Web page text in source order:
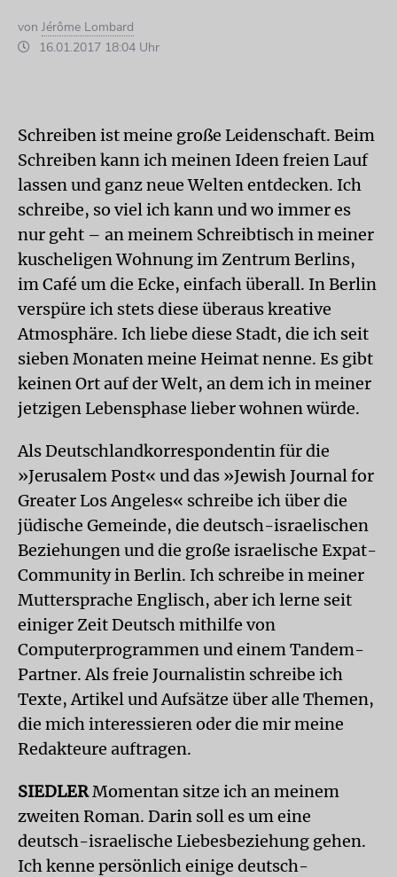
von Jérôme Lombard
16.01.2017 18:04 Uhr
Schreiben ist meine große Leidenschaft. Beim
Schreiben kann ich meinen Ideen freien Lauf
lassen und ganz neue Welten entdecken. Ich
schreibe, so viel ich kann und wo immer es
nur geht – an meinem Schreibtisch in meiner
kuscheligen Wohnung im Zentrum Berlins,
im Café um die Ecke, einfach überall. In Berlin
verspüre ich stets diese überaus kreative
Atmosphäre. Ich liebe diese Stadt, die ich seit
sieben Monaten meine Heimat nenne. Es gibt
keinen Ort auf der Welt, an dem ich in meiner
jetzigen Lebensphase lieber wohnen würde.
Als Deutschlandkorrespondentin für die
»Jerusalem Post« und das »Jewish Journal for
Greater Los Angeles« schreibe ich über die
jüdische Gemeinde, die deutsch-israelischen
Beziehungen und die große israelische Expat-
Community in Berlin. Ich schreibe in meiner
Muttersprache Englisch, aber ich lerne seit
einiger Zeit Deutsch mithilfe von
Computerprogrammen und einem Tandem-
Partner. Als freie Journalistin schreibe ich
Texte, Artikel und Aufsätze über alle Themen,
die mich interessieren oder die mir meine
Redakteure auftragen.
SIEDLERMomentan sitze ich an meinem
zweiten Roman. Darin soll es um eine
deutsch-israelische Liebesbeziehung gehen.
Ich kenne persönlich einige deutsch-